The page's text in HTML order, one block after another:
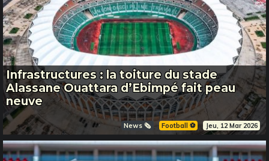
Infrastructures : la toiture du stade
Alassane Ouattara d’Ebimpé fait peau
neuve
News 🗞️ Football ⚽️ Jeu, 12 Mar 2026